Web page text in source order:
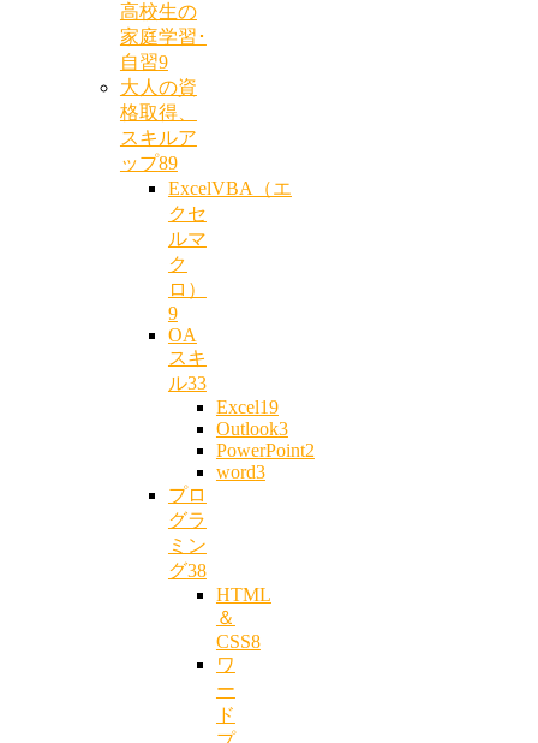
高校生の
家庭学習･
自習9
大人の資
格取得、
スキルア
ップ89
ExcelVBA（エ
クセ
ルマ
ク
ロ）
9
OA
スキ
ル33
Excel19
Outlook3
PowerPoint2
word3
プロ
グラ
ミン
グ38
HTML
＆
CSS8
ワ
ー
ド